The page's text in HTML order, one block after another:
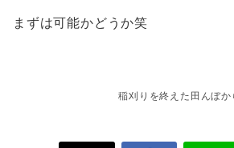
まずは可能かどうか笑
稲刈りを終えた田んぼか